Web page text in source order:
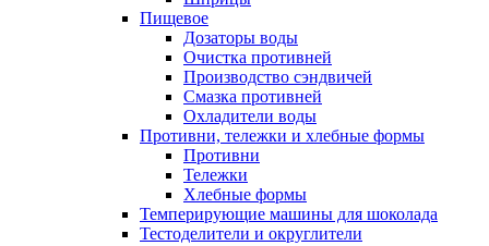
Пищевое
Дозаторы воды
Очистка противней
Производство сэндвичей
Смазка противней
Охладители воды
Противни, тележки и хлебные формы
Противни
Тележки
Хлебные формы
Темперирующие машины для шоколада
Тестоделители и округлители